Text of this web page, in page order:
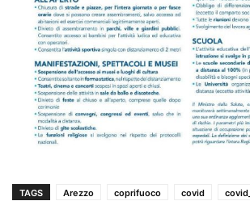
TAGS Arezzo coprifuoco covid